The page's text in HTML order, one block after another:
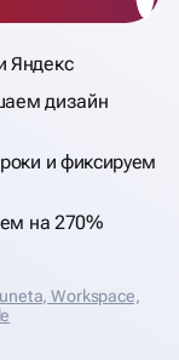
Яндекс
дизайн
и фиксируем
на 270%
Workspace,